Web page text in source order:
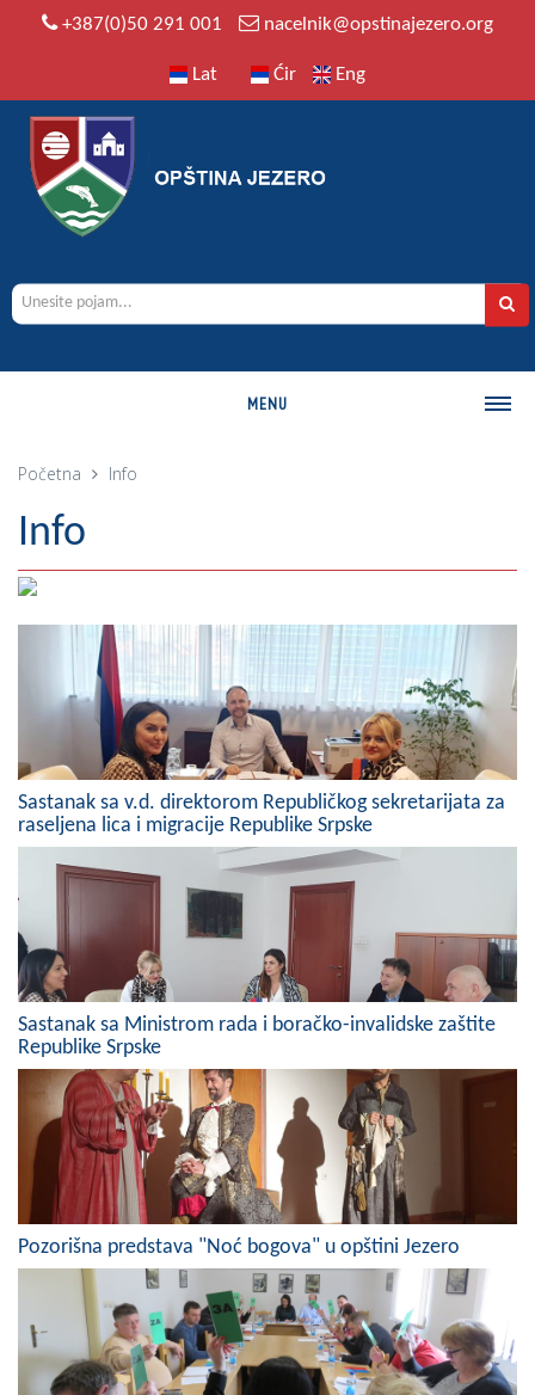
+387(0)50 291 001 nacelnik@opstinajezero.org
Lat Ćir Eng
MENU
Istorija
Geografija
Naseljena mjesta
Zanimljivosti
Fotogalerija
NAČELNIK
O Načelniku
Zamjenik načelnika
Izvještaj o radu načelnika
SKUPŠTINA
Statut Opštine
Skupštinsko vijeće opštine jezero
Sastav Skupštine
Službeni Glasnici
OPŠTINSKA UPRAVA
INFO
Vijesti
Početna Info
Info
Sastanak sa v.d. direktorom Republičkog sekretarijata za
raseljena lica i migracije Republike Srpske
Sastanak sa Ministrom rada i boračko-invalidske zaštite
Republike Srpske
Pozorišna predstava "Noć bogova" u opštini Jezero